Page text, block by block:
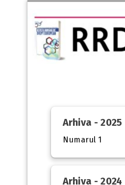
Arhiva - 2025
Numarul 1
Arhiva - 2024